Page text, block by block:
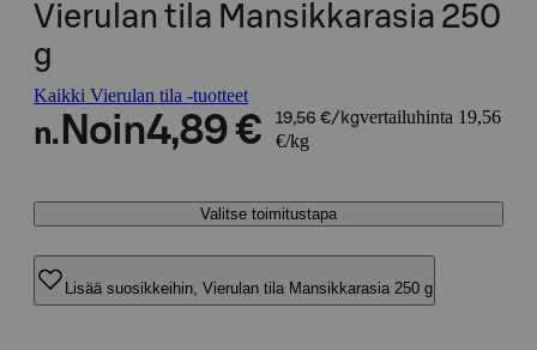
Vierulan tila Mansikkarasia 250
g
Kaikki Vierulan tila -tuotteet
n. Noin4,89 € 19,56 €/kgvertailuhinta 19,56
€/kg
Valitse toimitustapa
Lisää suosikkeihin, Vierulan tila Mansikkarasia 250 g